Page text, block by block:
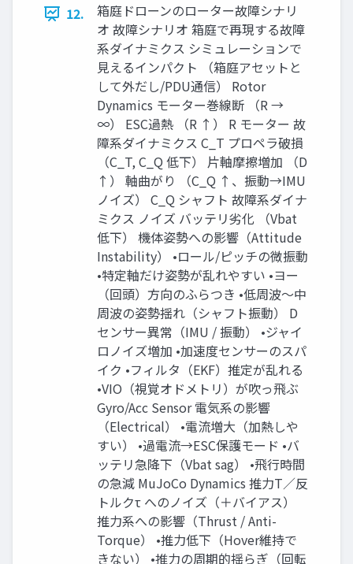
12.
箱庭ドローンのローター故障シナリ
オ 故障シナリオ 箱庭で再現する故障
系ダイナミクス シミュレーションで
見えるインパクト （箱庭アセットと
して外だし/PDU通信） Rotor
Dynamics モーター巻線断 （R →
∞） ESC過熱 （R ↑） R モーター 故
障系ダイナミクス C_T プロペラ破損
（C_T, C_Q 低下） 片軸摩擦増加 （D
↑） 軸曲がり （C_Q ↑、振動→IMU
ノイズ） C_Q シャフト 故障系ダイナ
ミクス ノイズ バッテリ劣化 （Vbat
低下） 機体姿勢への影響（Attitude
Instability） •ロール/ピッチの微振動
•特定軸だけ姿勢が乱れやすい •ヨー
（回頭）方向のふらつき •低周波〜中
周波の姿勢揺れ（シャフト振動） D
センサー異常（IMU / 振動） •ジャイ
ロノイズ増加 •加速度センサーのスパ
イク •フィルタ（EKF）推定が乱れる
•VIO（視覚オドメトリ）が吹っ飛ぶ
Gyro/Acc Sensor 電気系の影響
（Electrical） •電流増大（加熱しや
すい） •過電流→ESC保護モード •バ
ッテリ急降下（Vbat sag） •飛行時間
の急減 MuJoCo Dynamics 推力T／反
トルクτ へのノイズ（＋バイアス）
推力系への影響（Thrust / Anti-
Torque） •推力低下（Hover維持で
きない） •推力の周期的揺らぎ（回転